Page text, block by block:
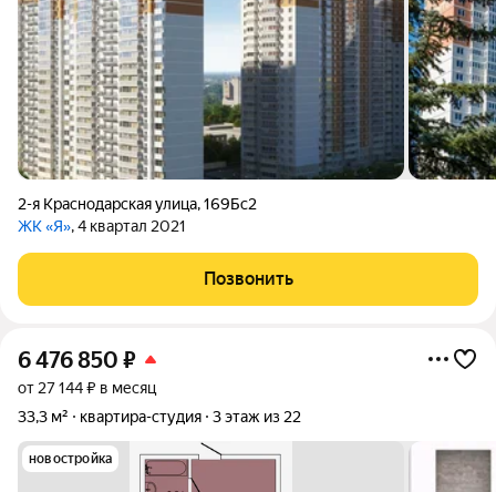
2-я Краснодарская улица,169Бс2
ЖК «Я», 4 квартал 2021
Позвонить
6 476 850 ₽
от 27 144 ₽ в месяц
33,3 м²
квартира-студия 3 этаж из 22
новостройка